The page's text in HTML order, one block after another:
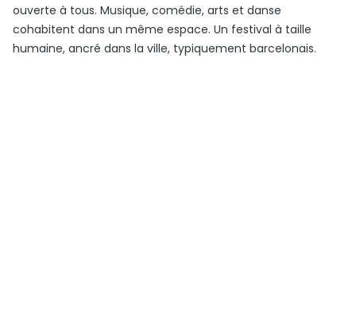
ouverte à tous. Musique, comédie, arts et danse
cohabitent dans un même espace. Un festival à taille
humaine, ancré dans la ville, typiquement barcelonais.